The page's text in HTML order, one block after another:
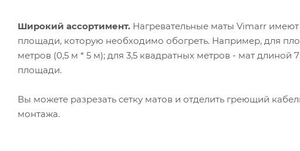
Широкий ассортимент. Нагревательные маты Vimarr
площади, которую необходимо обогреть. Например, для
метров (0,5 м * 5 м); для 3,5 квадратных метров - мат длиной
площади.
Вы можете разрезать сетку матов и отделить греющий
монтажа.